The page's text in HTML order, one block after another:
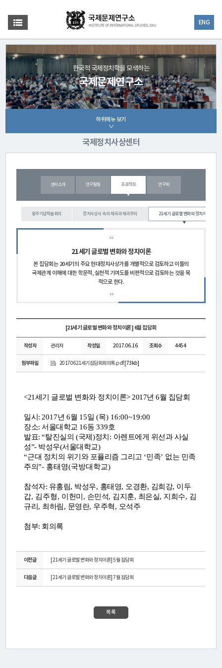
ENG
한국적 국제정치학을 모색하는
국제문제연구소
하위메뉴 보기
국제정치사상센터
센터소개 연구활동 프로젝트
동주기념학술회의 정치사상사 속의 제국과 제국주의 21세기 글로벌 변화와 정치이론
연구회
21세기 글로벌 변화와 정치이론
본 집담회는 20세기의 주요 현대정치사상가를 개별적으로 검토하고 이들의
국제관계 이해에 대한 학문적, 실천적 기여도를 비판적으로 검토하는 것을 목
적으로 한다.
[21세기 글로벌 변화와 정치이론] 6월 집담회
작성자 관리자 작성일 2017.06.16 조회수 4454
첨부파일 20170621세기집담회회의록.pdf[73kb]
<21세기 글로벌 변화와 정치이론> 2017년 6월 집담회
일시: 2017년6월 15일(목) 16:00~19:00
장소:서울대학교 16동339호
발표:“탈진실의 (국제 )정치 : 아렌트에게 위선과 사실
성”- 박성우(서울대학교)
“근대 정치의 위기와 포퓰리즘 그리고 ‘민족’ 없는 민족
주의”- 홍태영(국방대학교)
참석자: 유홍림, 박성우, 홍태영, 오경환, 김희강, 이두
갑, 김주형, 이헌미 , 손민석, 김지훈, 최은실, 지희수, 김
규리 , 최하림, 문영란, 우주혁, 오석주
첨부: 회의록
이전글 [21세기 글로벌 변화와 정치이론] 5월 집담회
다음글 [21세기 글로벌 변화와 정치이론] 7월 집담회
목록